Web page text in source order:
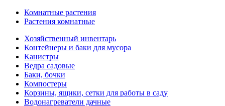
Комнатные растения
Растения комнатные
Хозяйственный инвентарь
Контейнеры и баки для мусора
Канистры
Ведра садовые
Баки, бочки
Компостеры
Корзины, ящики, сетки для работы в саду
Водонагреватели дачные